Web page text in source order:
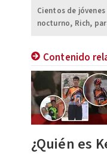
Cientos de
nocturno, Rich,
Contenido
​¿Quién es